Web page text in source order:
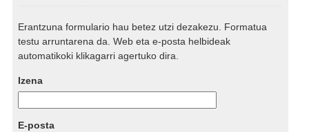
Erantzuna formulario hau betez utzi dezakezu. Formatua
testu arruntarena da. Web eta e-posta helbideak
automatikoki klikagarri agertuko dira.
Izena
E-posta